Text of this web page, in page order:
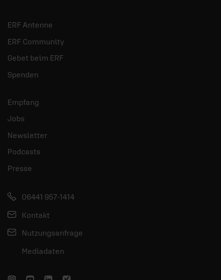
ERF Antenne
ERF Community
Gebet beim ERF
Spenden
Empfang
Jobs
Newsletter
Podcasts
Presse
06441 957-1414
Kontakt
Nutzungsanfrage
Mediadaten